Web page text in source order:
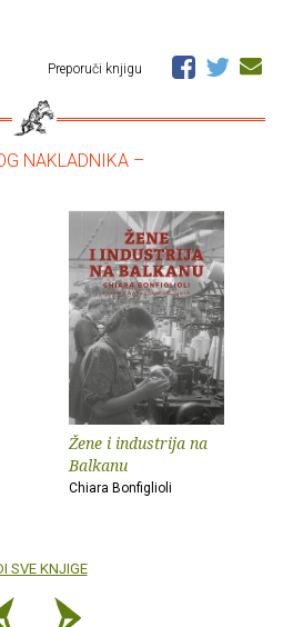
Preporuči knjigu
NAKLADNIKA –
Žene i industrija na
Balkanu
Chiara Bonfiglioli
SVE KNJIGE